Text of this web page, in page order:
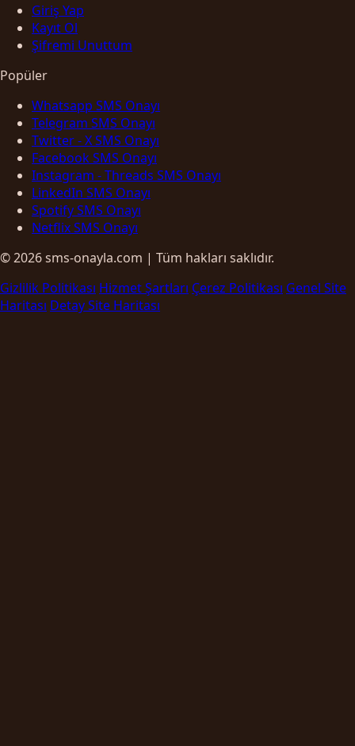
Giriş Yap
Kayıt Ol
Şifremi Unuttum
Popüler
Whatsapp SMS Onayı
Telegram SMS Onayı
Twitter - X SMS Onayı
Facebook SMS Onayı
Instagram - Threads SMS Onayı
LinkedIn SMS Onayı
Spotify SMS Onayı
Netflix SMS Onayı
© 2026 sms-onayla.com | Tüm hakları saklıdır.
Gizlilik Politikası Hizmet Şartları Çerez Politikası Genel Site
Haritası Detay Site Haritası